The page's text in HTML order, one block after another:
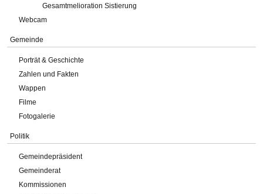
Gesamtmelioration Sistierung
Webcam
Gemeinde
Porträt & Geschichte
Zahlen und Fakten
Wappen
Filme
Fotogalerie
Politik
Gemeindepräsident
Gemeinderat
Kommissionen